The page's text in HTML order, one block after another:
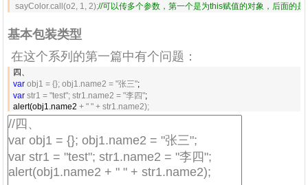
sayColor.call(o2, 1, 2);//可以传多个参数，第一个是为this赋值的对象，后面的
基本包装类型
在这个系列的第一篇中有个问题：
var obj1 = {}; obj1.name2 = "张三"
var str1 = "test"; str1.name2 = "李四";
alert(obj1.name2 + " " + str1.name2);